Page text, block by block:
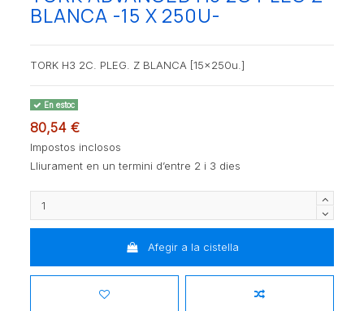
BLANCA -15 X 250U-
TORK H3 2C. PLEG. Z BLANCA [15x250u.]
En estoc
80,54 €
Impostos inclosos
Lliurament en un termini d’entre 2 i 3 dies
Afegir a la cistella